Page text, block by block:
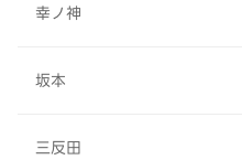
幸ノ神
坂本
三反田